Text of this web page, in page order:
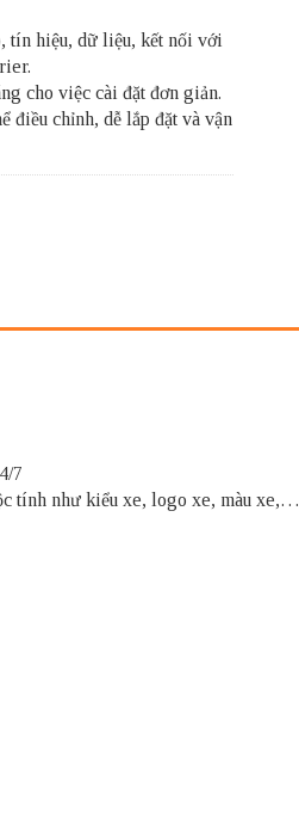
tín hiệu, dữ liệu, kết nối với
cho việc cài đặt đơn giản.
điều chỉnh, dễ lắp đặt và vận
7
tính như kiểu xe, logo xe, màu xe,…